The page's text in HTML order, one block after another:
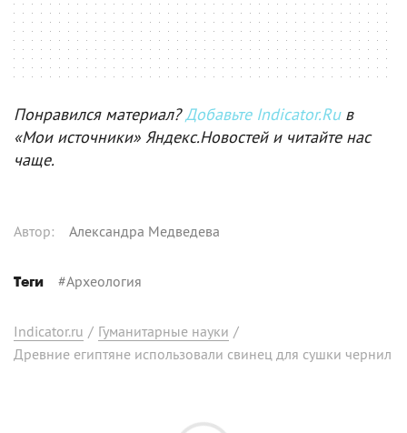
Понравился материал?Добавьте Indicator.Ruв
«Мои источники» Яндекс.Новостей и читайте нас
чаще.
Автор: Александра Медведева
Теги #Археология
Indicator.ru / Гуманитарные науки /
Древние египтяне использовали свинец для сушки чернил